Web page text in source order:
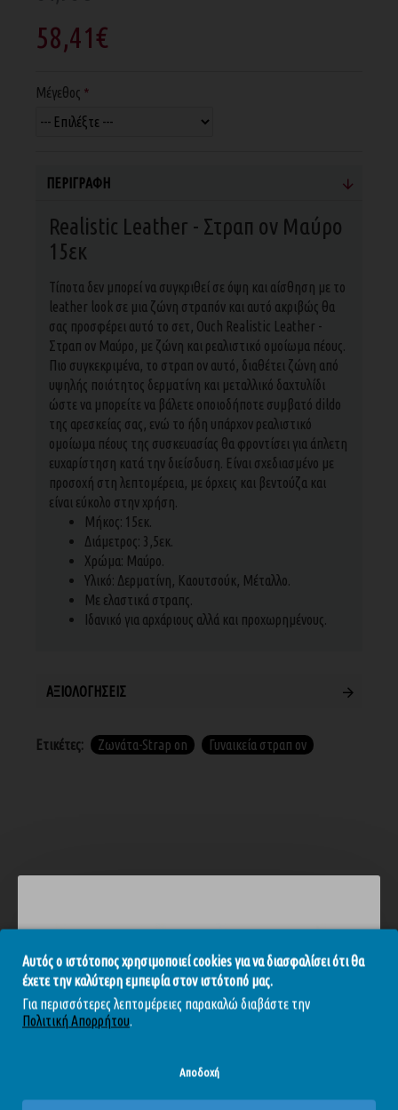
Αυτός ο ιστότοπος χρησιμοποιεί cookies για να διασφαλίσει ότι θα
έχετε την καλύτερη εμπειρία στον ιστότοπό μας.
Για περισσότερες λεπτομέρειες παρακαλώ διαβάστε την
Πολιτική Απορρήτου.
Αποδοχή
58,41€
Μέγεθος
ΠΕΡΙΓΡΑΦΉ
Realistic Leather - Στραπ ον Μαύρο
15εκ
Τίποτα δεν μπορεί να συγκριθεί σε όψη και αίσθηση με το
leather look σε μια ζώνη στραπόν και αυτό ακριβώς θα
σας προσφέρει αυτό το σετ, Ouch Realistic Leather -
Στραπ ον Μαύρο, με ζώνη και ρεαλιστικό ομοίωμα πέους.
Πιο συγκεκριμένα, το στραπ ον αυτό, διαθέτει ζώνη από
υψηλής ποιότητος δερματίνη και μεταλλικό δαχτυλίδι
ώστε να μπορείτε να βάλετε οποιοδήποτε συμβατό dildo
της αρεσκείας σας, ενώ το ήδη υπάρχον ρεαλιστικό
ομοίωμα πέους της συσκευασίας θα φροντίσει για άπλετη
ευχαρίστηση κατά την διείσδυση. Είναι σχεδιασμένο με
προσοχή στη λεπτομέρεια, με όρχεις και βεντούζα και
είναι εύκολο στην χρήση.
Μήκος: 15εκ.
Διάμετρος: 3,5εκ.
Χρώμα: Μαύρο.
Υλικό: Δερματίνη, Καουτσούκ, Μέταλλο.
Με ελαστικά στραπς.
Ιδανικό για αρχάριους αλλά και προχωρημένους.
ΑΞΙΟΛΟΓΉΣΕΙΣ
Ετικέτες: Ζωνάτα-Strap on Γυναικεία στραπ ον
ΕΞΑΝΤΛΉΘΗΚΕ